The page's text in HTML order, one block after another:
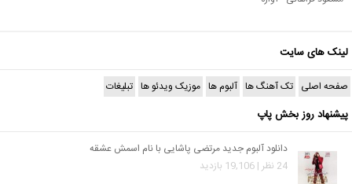
لینک های سایت
صفحه اصلی تک آهنگ ها آلبوم ها موزیک ویدئو ها تبلیغات
پیشنهاد روز بخش پاپ
دانلود آلبوم جدید مرتضی پاشایی با نام اسمش عشقه
24 نظر | 19,106 بازدید